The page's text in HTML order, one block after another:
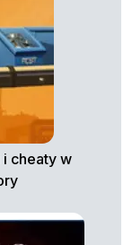
cheaty w